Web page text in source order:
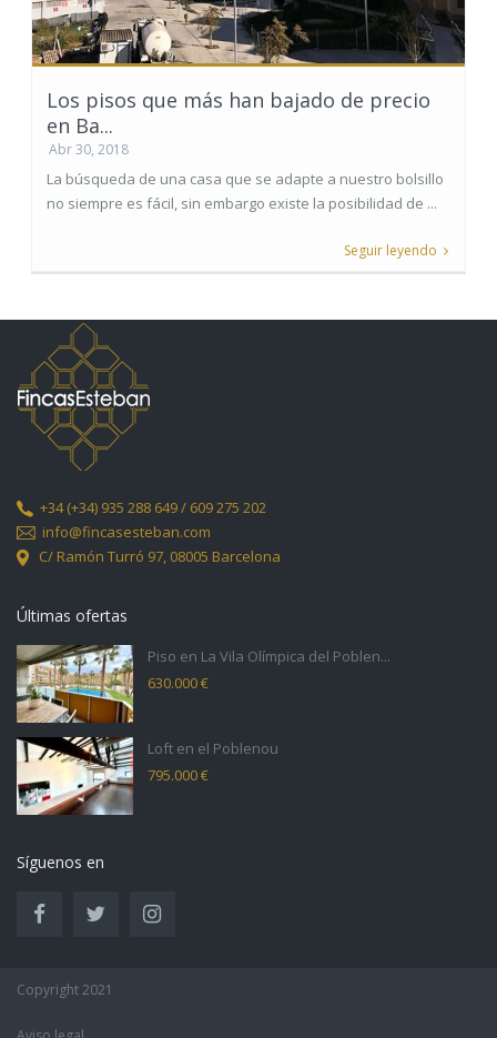
Los pisos que más han bajado de precio
en Ba...
Abr 30, 2018
La búsqueda de una casa que se adapte a nuestro bolsillo
no siempre es fácil, sin embargo existe la posibilidad de ...
Seguir leyendo
+34(+34) 935 288 649 / 609 275 202
info@fincasesteban.com
C/ Ramón Turró 97, 08005 Barcelona
Últimas ofertas
Piso en La Vila Olímpica del Poblen...
630.000 €
Loft en el Poblenou
795.000 €
Síguenos en
Copyright 2021